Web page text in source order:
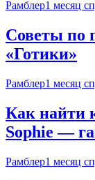
Рамблер1 месяц
Советы по
«Готики»
Рамблер1 месяц
Как найти
Sophie —
Рамблер1 месяц